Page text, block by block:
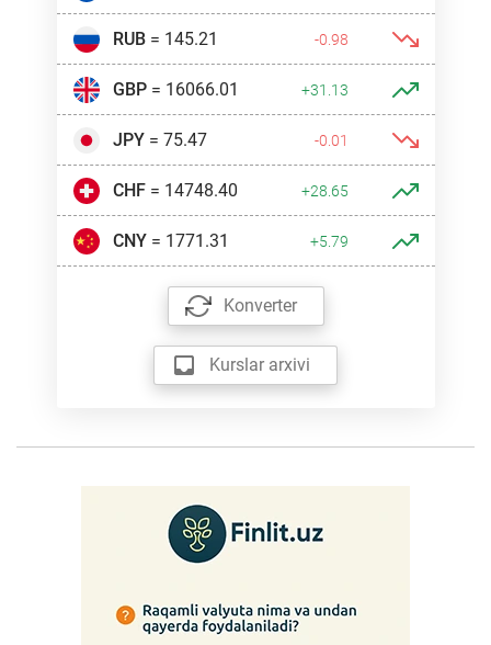
RUB= 145.21 -0.98
GBP= 16066.01 +31.13
JPY= 75.47 -0.01
CHF= 14748.40 +28.65
CNY= 1771.31 +5.79
Konverter
Kurslar arxivi